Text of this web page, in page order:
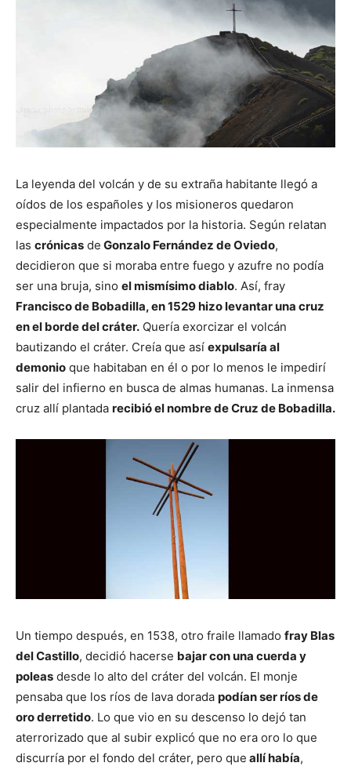
La leyenda del volcán y de su extraña habitante llegó a
oídos de los españoles y los misioneros quedaron
especialmente impactados por la historia. Según relatan
las crónicas de Gonzalo Fernández de Oviedo,
decidieron que si moraba entre fuego y azufre no podía
ser una bruja, sino el mismísimo diablo. Así, fray
Francisco de Bobadilla, en 1529 hizo levantar una cruz
en el borde del cráter. Quería exorcizar el volcán
bautizando el cráter. Creía que así expulsaría al
demonio que habitaban en él o por lo menos le impedirí
salir del infierno en busca de almas humanas. La inmensa
cruz allí plantada recibió el nombre de Cruz de Bobadilla.
Un tiempo después, en 1538, otro fraile llamado fray Blas
del Castillo, decidió hacerse bajar con una cuerda y
poleas desde lo alto del cráter del volcán. El monje
pensaba que los ríos de lava dorada podían ser ríos de
oro derretido. Lo que vio en su descenso lo dejó tan
aterrorizado que al subir explicó que no era oro lo que
discurría por el fondo del cráter, pero que allí había,